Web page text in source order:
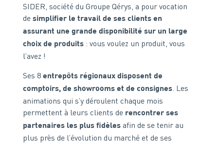
SIDER, société du Groupe Qérys, a pour vocation
de simplifier le travail de ses clients en
assurant une grande disponibilité sur un large
choix de produits : vous voulez un produit, vous
l’avez !
Ses 8 entrepôts régionaux disposent de
comptoirs, de showrooms et de consignes . Les
animations qui s’y déroulent chaque mois
permettent à leurs clients de rencontrer ses
partenaires les plus fidèles afin de se tenir au
plus près de l’évolution du marché et de ses